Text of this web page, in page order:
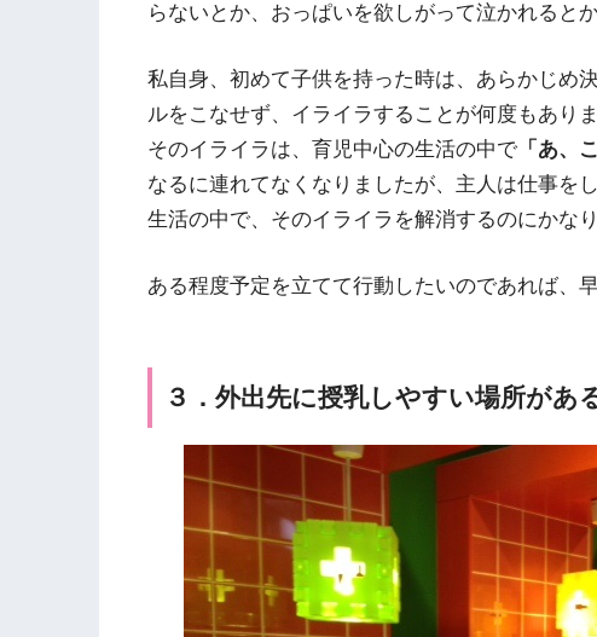
らないとか、おっぱいを欲しがって泣かれると
私自身、初めて子供を持った時は、あらかじめ
ルをこなせず、イライラすることが何度もありま
そのイライラは、育児中心の生活の中で 「あ、
なるに連れてなくなりましたが、主人は仕事を
生活の中で、そのイライラを解消するのにかな
ある程度予定を立てて行動したいのであれば、
３．外出先に授乳しやすい場所があ